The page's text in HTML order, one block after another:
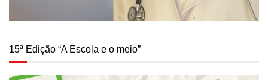
15ª Edição “A Escola e o meio”